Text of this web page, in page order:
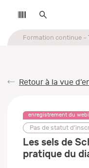
Formation continue
Retour à la vue
enregistrement du
Pas de statut
Les sels de
pratique du